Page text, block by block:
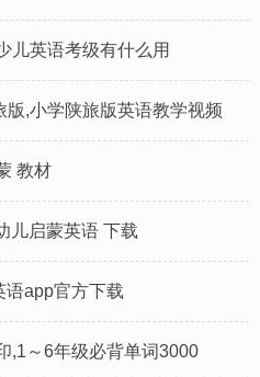
儿英语考级有什么用
,小学陕旅版英语教学视频
教材
儿启蒙英语 下载
语app官方下载
,1～6年级必背单词3000